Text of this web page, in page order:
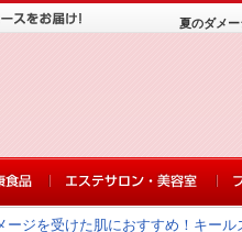
夏のダメ
ージを受けた肌におすすめ！キー